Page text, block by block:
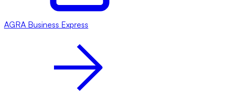
AGRA Business Express